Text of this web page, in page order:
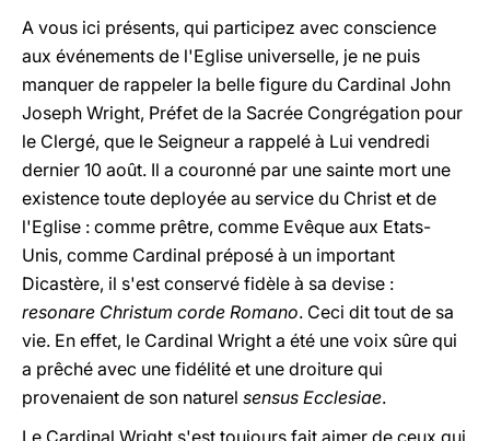
A vous ici présents, qui participez avec conscience
aux événements de l'Eglise universelle, je ne puis
manquer de rappeler la belle figure du Cardinal John
Joseph Wright, Préfet de la Sacrée Congrégation pour
le Clergé, que le Seigneur a rappelé à Lui vendredi
dernier 10 août. Il a couronné par une sainte mort une
existence toute deployée au service du Christ et de
l'Eglise : comme prêtre, comme Evêque aux Etats-
Unis, comme Cardinal préposé à un important
Dicastère, il s'est conservé fidèle à sa devise :
resonare Christum corde Romano. Ceci dit tout de sa
vie. En effet, le Cardinal Wright a été une voix sûre qui
a prêché avec une fidélité et une droiture qui
provenaient de son naturel sensus Ecclesiae.
Le Cardinal Wright s'est toujours fait aimer de ceux qui